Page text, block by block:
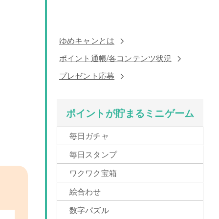
ゆめキャンとは
ポイント通帳/各コンテンツ状況
プレゼント応募
ポイントが貯まるミニゲーム
毎日ガチャ
毎日スタンプ
ワクワク宝箱
絵合わせ
数字パズル